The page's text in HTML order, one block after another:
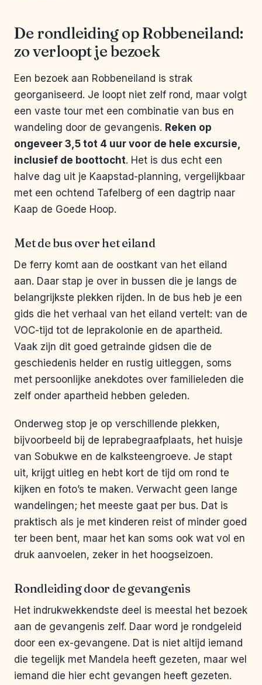
De rondleiding op Robbeneiland:
zo verloopt je bezoek
Een bezoek aan Robbeneiland is strak
georganiseerd. Je loopt niet zelf rond, maar volgt
een vaste tour met een combinatie van bus en
wandeling door de gevangenis. Reken op
ongeveer 3,5 tot 4 uur voor de hele excursie,
inclusief de boottocht. Het is dus echt een
halve dag uit je Kaapstad-planning, vergelijkbaar
met een ochtend Tafelberg of een dagtrip naar
Kaap de Goede Hoop.
Met de bus over het eiland
De ferry komt aan de oostkant van het eiland
aan. Daar stap je over in bussen die je langs de
belangrijkste plekken rijden. In de bus heb je een
gids die het verhaal van het eiland vertelt: van de
VOC-tijd tot de leprakolonie en de apartheid.
Vaak zijn dit goed getrainde gidsen die de
geschiedenis helder en rustig uitleggen, soms
met persoonlijke anekdotes over familieleden die
zelf onder apartheid hebben geleden.
Onderweg stop je op verschillende plekken,
bijvoorbeeld bij de leprabegraafplaats, het huisje
van Sobukwe en de kalksteengroeve. Je stapt
uit, krijgt uitleg en hebt kort de tijd om rond te
kijken en foto’s te maken. Verwacht geen lange
wandelingen; het meeste gaat per bus. Dat is
praktisch als je met kinderen reist of minder goed
ter been bent, maar het kan soms ook wat vol en
druk aanvoelen, zeker in het hoogseizoen.
Rondleiding door de gevangenis
Het indrukwekkendste deel is meestal het bezoek
aan de gevangenis zelf. Daar word je rondgeleid
door een ex-gevangene. Dat is niet altijd iemand
die tegelijk met Mandela heeft gezeten, maar wel
iemand die hier echt gevangen heeft gezeten.